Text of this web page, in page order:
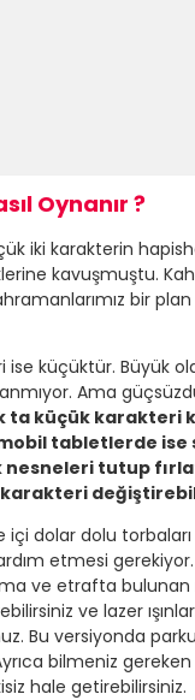
Oynanır ?
iki karakterin
kavuşmuştu.
bir
küçüktür. Büyük
Ama
ta küçük
tabletlerde ise
tutup
dolar dolu torbaları
etmesi gerekiyor.
ve etrafta bulunan
ve lazer
Bu versiyonda
bilmeniz
hale getirebilirsiniz.